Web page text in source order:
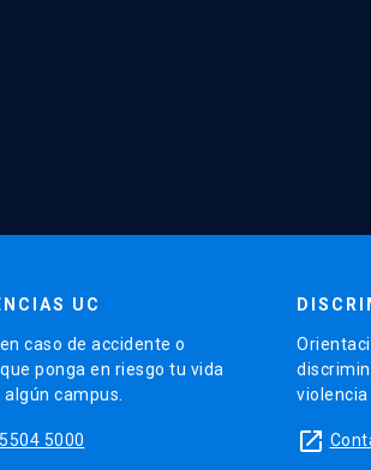
UC
caso de accidente o
ponga en riesgo tu vida
campus.
5000
violencia
launch